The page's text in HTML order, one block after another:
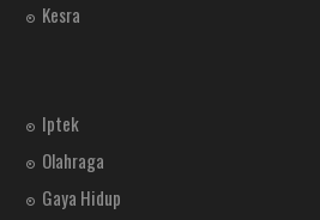
Kesra
Iptek
Olahraga
Gaya Hidup